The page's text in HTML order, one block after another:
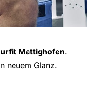
Mattighofen.
neuem Glanz.